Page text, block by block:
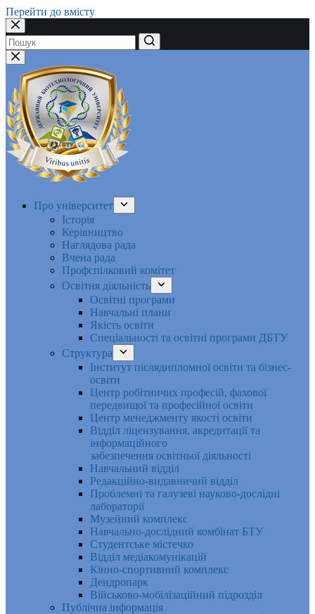
Перейти до вмісту
Немає
результатів
Про університет
Історія
Керівництво
Наглядова рада
Вчена рада
Профспілковий комітет
Освітня діяльність
Освітні програми
Навчальні плани
Якість освіти
Спеціальності та освітні програми ДБТУ
Структура
Інститут післядипломної освіти та бізнес-
освіти
Центр робітничих професій, фахової
передвищої та професійної освіти
Центр менеджменту якості освіти
Відділ ліцензування, акредитації та
інформаційного
забезпечення освітньої діяльності
Навчальний відділ
Редакційно-видавничий відділ
Проблемні та галузеві науково-дослідні
лабораторії
Музейний комплекс
Навчально-дослідний комбінат БТУ
Студентське містечко
Відділ медіакомунікацій
Кінно-спортивний комплекс
Дендропарк
Військово-мобілізаційний підрозділ
Публічна інформація